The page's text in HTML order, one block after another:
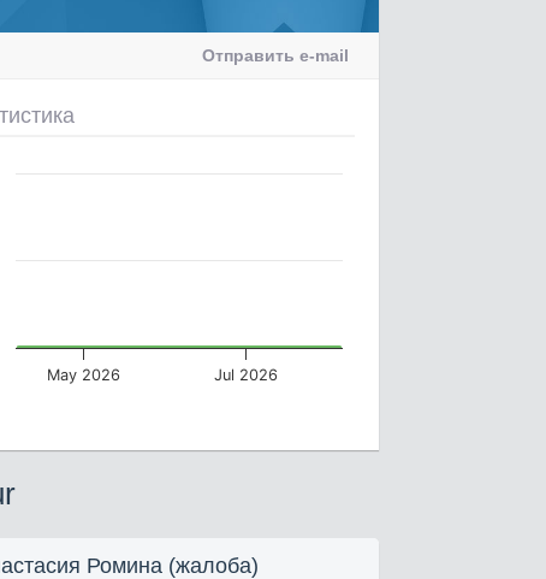
Отправить e-mail
May 2026 Jul 2026
Ромина (жалоба)